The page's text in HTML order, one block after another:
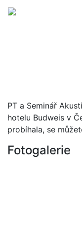
PT a Seminář
hotelu Budweis v
probíhala, se
Fotogalerie